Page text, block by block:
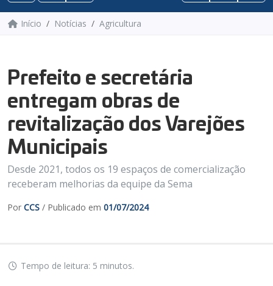
Início Notícias Agricultura
Prefeito e secretária
entregam obras de
revitalização dos Varejões
Municipais
Desde 2021, todos os 19 espaços de comercialização
receberam melhorias da equipe da Sema
Por CCS / Publicado em 01/07/2024
Tempo de leitura: 5 minutos.